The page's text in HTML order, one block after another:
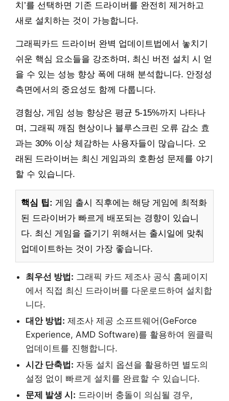
치’를 선택하면 기존 드라이버를 완전히 제거하고
새로 설치하는 것이 가능합니다.
그래픽카드 드라이버 완벽 업데이트법에서 놓치기
쉬운 핵심 요소들을 강조하며, 최신 버전 설치 시 얻
을 수 있는 성능 향상 폭에 대해 분석합니다. 안정성
측면에서의 중요성도 함께 다룹니다.
경험상, 게임 성능 향상은 평균 5-15%까지 나타나
며, 그래픽 깨짐 현상이나 블루스크린 오류 감소 효
과는 30% 이상 체감하는 사용자들이 많습니다. 오
래된 드라이버는 최신 게임과의 호환성 문제를 야기
할 수 있습니다.
핵심 팁: 게임 출시 직후에는 해당 게임에 최적화
된 드라이버가 빠르게 배포되는 경향이 있습니
다. 최신 게임을 즐기기 위해서는 출시일에 맞춰
업데이트하는 것이 가장 좋습니다.
최우선 방법: 그래픽 카드 제조사 공식 홈페이지
에서 직접 최신 드라이버를 다운로드하여 설치합
니다.
대안 방법: 제조사 제공 소프트웨어(GeForce
Experience, AMD Software)를 활용하여 원클릭
업데이트를 진행합니다.
시간 단축법: 자동 설치 옵션을 활용하면 별도의
설정 없이 빠르게 설치를 완료할 수 있습니다.
문제 발생 시: 드라이버 충돌이 의심될 경우,